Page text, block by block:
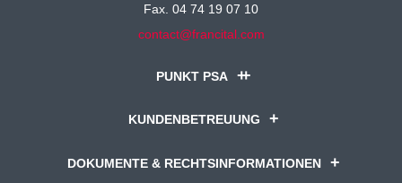
Fax. 04 74 19 07 10
contact@francital.com
PUNKT PSA
KUNDENBETREUUNG
DOKUMENTE & RECHTSINFORMATIONEN